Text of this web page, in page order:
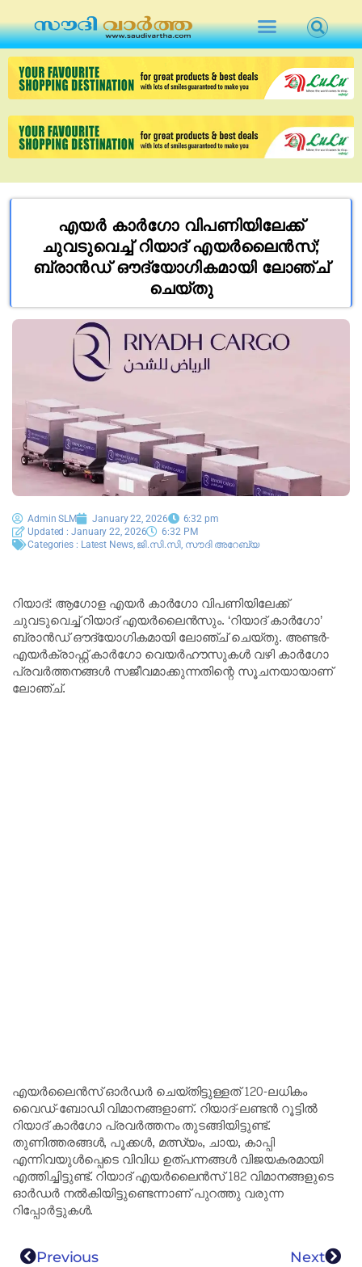
എയർ കാർഗോ വിപണിയിലേക്ക്
ചുവടുവെച്ച് റിയാദ് എയർലൈൻസ്;
ബ്രാൻഡ് ഔദ്യോഗികമായി ലോഞ്ച്
ചെയ്തു
Admin SLM January 22, 2026
6:32 pm
Updated : January 22, 2026
6:32 PM
Categories : Latest News, ജി.സി.സി, സൗദി അറേബ്യ
റിയാദ്: ആഗോള എയർ കാർഗോ വിപണിയിലേക്ക്
ചുവടുവെച്ച് റിയാദ് എയർലൈൻസും. ‘റിയാദ് കാർഗോ’
ബ്രാൻഡ് ഔദ്യോഗികമായി ലോഞ്ച് ചെയ്തു. അണ്ടർ-
എയർക്രാഫ്റ്റ് കാർഗോ വെയർഹൗസുകൾ വഴി കാർഗോ
പ്രവർത്തനങ്ങൾ സജീവമാക്കുന്നതിന്റെ സൂചനയായാണ്
ലോഞ്ച്.
എയർലൈൻസ് ഓർഡർ ചെയ്തിട്ടുള്ളത് 120-ലധികം
വൈഡ്-ബോഡി വിമാനങ്ങളാണ്. റിയാദ്-ലണ്ടൻ റൂട്ടിൽ
റിയാദ് കാർഗോ പ്രവർത്തനം തുടങ്ങിയിട്ടുണ്ട്.
തുണിത്തരങ്ങൾ, പൂക്കൾ, മത്സ്യം, ചായ, കാപ്പി
എന്നിവയുൾപ്പെടെ വിവിധ ഉത്പന്നങ്ങൾ വിജയകരമായി
എത്തിച്ചിട്ടുണ്ട്. റിയാദ് എയർലൈൻസ് 182 വിമാനങ്ങളുടെ
ഓർഡർ നൽകിയിട്ടുണ്ടെന്നാണ് പുറത്തു വരുന്ന
റിപ്പോർട്ടുകൾ.
Previous Next